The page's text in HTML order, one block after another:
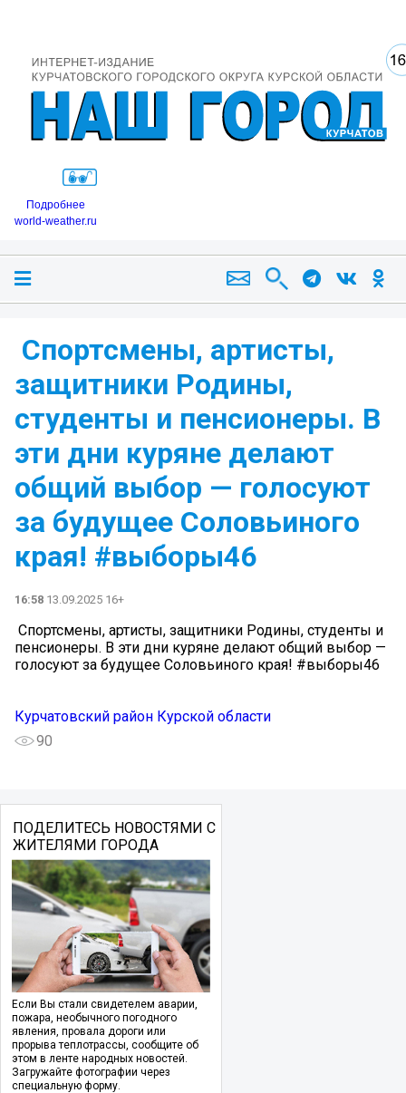
Подробнее
world-weather.ru
️ Спортсмены, артисты,
защитники Родины,
студенты и пенсионеры. В
эти дни куряне делают
общий выбор — голосуют
за будущее Соловьиного
края! #выборы46
16:58 13.09.2025 16+
️ Спортсмены, артисты, защитники Родины, студенты и
пенсионеры. В эти дни куряне делают общий выбор —
голосуют за будущее Соловьиного края! #выборы46
Курчатовский район Курской области
90
ПОДЕЛИТЕСЬ НОВОСТЯМИ С
ЖИТЕЛЯМИ ГОРОДА
Если Вы стали свидетелем аварии,
пожара, необычного погодного
явления, провала дороги или
прорыва теплотрассы, сообщите об
этом в ленте народных новостей.
Загружайте фотографии через
специальную форму.